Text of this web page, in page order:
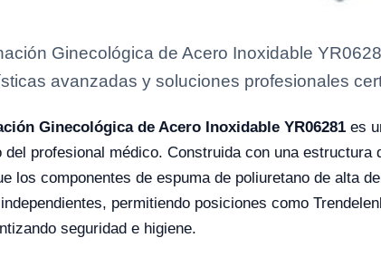
Ginecológica de Acero Inoxidable
avanzadas y soluciones profesionales
Ginecológica de Acero Inoxidable YR06281 es
del profesional médico. Construida con una
los componentes de espuma de poliuretano de alta
permitiendo posiciones como
seguridad e higiene.